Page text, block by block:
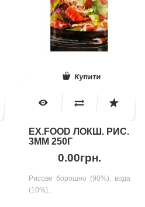
Купити
EX.FOOD ЛОКШ. РИС.
3ММ 250Г
0.00грн.
Рисове борошно (90%), вода
(10%)..